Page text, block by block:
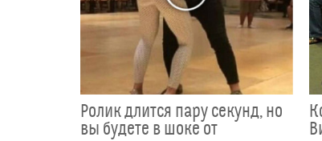
Ролик длится пару секунд, но
вы будете в шоке от